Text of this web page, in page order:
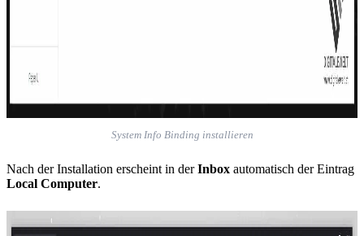
System Info Binding installieren
Nach der Installation erscheint in derInbox automatisch der Eintrag
Local Computer.